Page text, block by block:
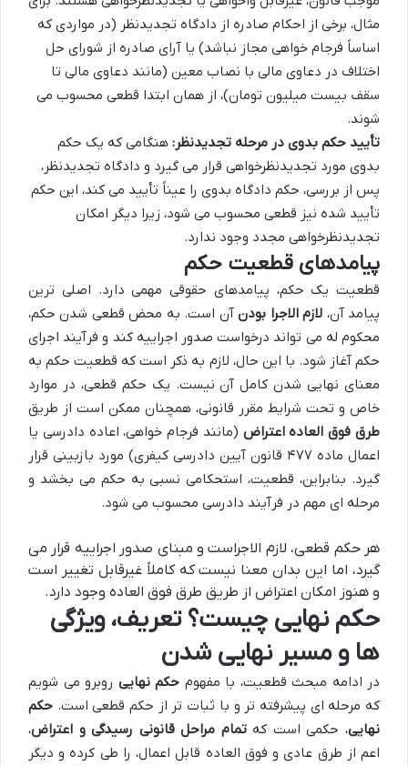
مثال، برخی از احکام صادره از دادگاه تجدیدنظر (در مواردی که
اساساً فرجام خواهی مجاز نباشد) یا آرای صادره از شورای حل
اختلاف در دعاوی مالی با نصاب معین (مانند دعاوی مالی تا
سقف بیست میلیون تومان)، از همان ابتدا قطعی محسوب می
شوند.
تأیید حکم بدوی در مرحله تجدیدنظر: هنگامی که یک حکم
بدوی مورد تجدیدنظرخواهی قرار می گیرد و دادگاه تجدیدنظر،
پس از بررسی، حکم دادگاه بدوی را عیناً تأیید می کند، این حکم
تأیید شده نیز قطعی محسوب می شود، زیرا دیگر امکان
تجدیدنظرخواهی مجدد وجود ندارد.
پیامدهای قطعیت حکم
قطعیت یک حکم، پیامدهای حقوقی مهمی دارد. اصلی ترین
پیامد آن، لازم الاجرا بودنآن است. به محض قطعی شدن حکم،
محکوم له می تواند درخواست صدور اجراییه کند و فرآیند اجرای
حکم آغاز شود. با این حال، لازم به ذکر است که قطعیت حکم به
معنای نهایی شدن کامل آن نیست. یک حکم قطعی، در موارد
خاص و تحت شرایط مقرر قانونی، همچنان ممکن است از طریق
طرق فوق العاده اعتراض (مانند فرجام خواهی، اعاده دادرسی یا
اعمال ماده ۴۷۷ قانون آیین دادرسی کیفری) مورد بازبینی قرار
گیرد. بنابراین، قطعیت، استحکامی نسبی به حکم می بخشد و
مرحله ای مهم در فرآیند دادرسی محسوب می شود.
هر حکم قطعی، لازم الاجراست و مبنای صدور اجراییه قرار می
گیرد، اما این بدان معنا نیست که کاملاً غیرقابل تغییر است
و هنوز امکان اعتراض از طریق طرق فوق العاده وجود دارد.
حکم نهایی چیست؟ تعریف، ویژگی
ها و مسیر نهایی شدن
در ادامه مبحث قطعیت، با مفهوم حکم نهایی روبرو می شویم
که مرحله ای پیشرفته تر و با ثبات تر از حکم قطعی است. حکم
نهایی، حکمی است کهتمام مراحل قانونی رسیدگی و اعتراض،
اعم از طرق عادی و فوق العاده قابل اعمال، را طی کرده و دیگر